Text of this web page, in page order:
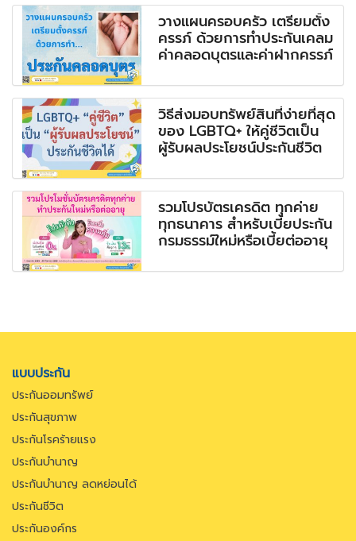
วางแผนครอบครัว เตรียมตั้ง
ครรภ์ ด้วยการทำประกันเคลม
ค่าคลอดบุตรและค่าฝากครรภ์
วิธีส่งมอบทรัพย์สินที่ง่ายที่สุด
ของ LGBTQ+ ให้คู่ชีวิตเป็น
ผู้รับผลประโยชน์ประกันชีวิต
รวมโปรบัตรเครดิต ทุกค่าย
ทุกธนาคาร สำหรับเบี้ยประกัน
กรมธรรม์ใหม่หรือเบี้ยต่ออายุ
แบบประกัน
ประกันออมทรัพย์
ประกันสุขภาพ
ประกันโรคร้ายแรง
ประกันบำนาญ
ประกันบำนาญ ลดหย่อนได้
ประกันชีวิต
ประกันองค์กร